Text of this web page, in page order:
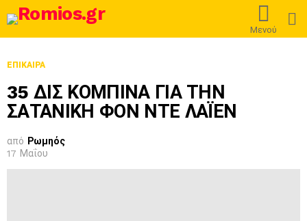
Μενού
ΕΠΊΚΑΙΡΑ
35 ΔΙΣ ΚΟΜΠΙΝΑ ΓΙΑ ΤΗΝ
ΣΑΤΑΝΙΚΗ ΦΟΝ ΝΤΕ ΛΑΪΕΝ
από Ρωμηός
17 Μαΐου